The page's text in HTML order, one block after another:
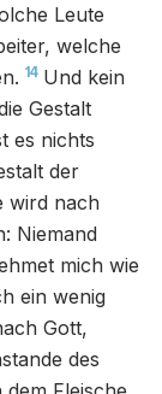
Leute
welche
14 Und kein
Gestalt
es nichts
der
wird nach
Niemand
mich wie
ein wenig
Gott,
des